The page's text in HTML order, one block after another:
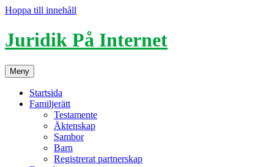
Hoppa till innehåll
Juridik På Internet
Meny
Startsida
Familjerätt
Testamente
Äktenskap
Sambor
Barn
Registrerat partnerskap